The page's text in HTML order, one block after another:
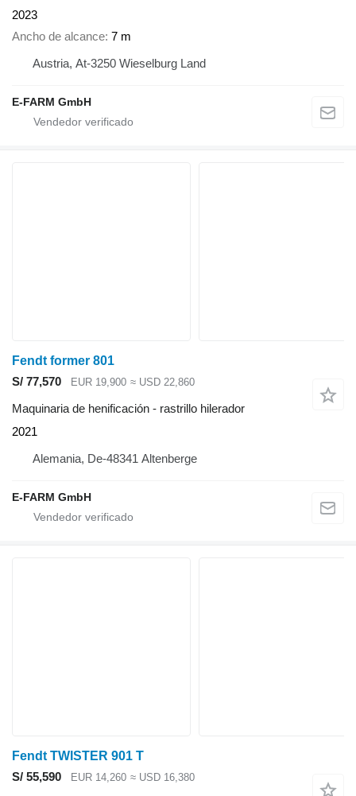
2023
Ancho de alcance 7 m
Austria, At-3250 Wieselburg Land
E-FARM GmbH
Fendt former 801
S/ 77,570
EUR 19,900 ≈ USD 22,860
Maquinaria de henificación - rastrillo hilerador
2021
Alemania, De-48341 Altenberge
E-FARM GmbH
Fendt TWISTER 901 T
S/ 55,590
EUR 14,260 ≈ USD 16,380